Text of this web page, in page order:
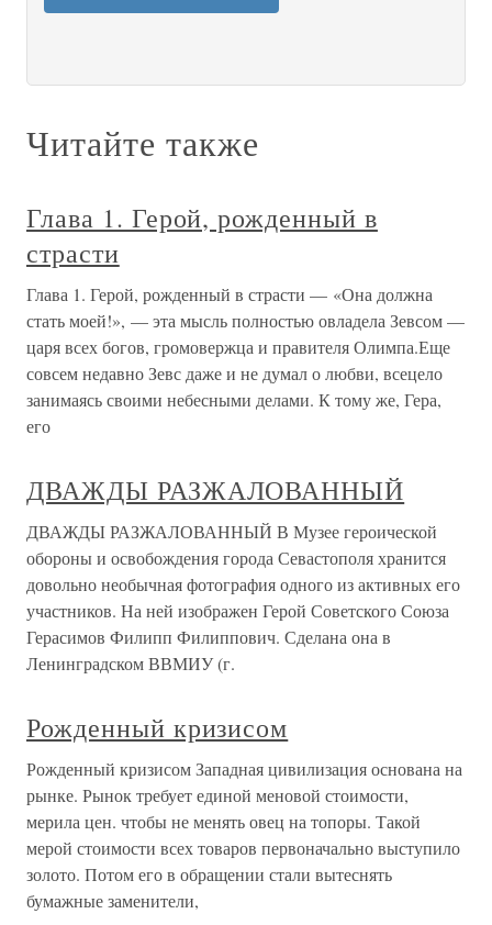
Читайте также
Глава 1. Герой, рожденный в
страсти
Глава 1. Герой, рожденный в страсти — «Она должна
стать моей!», — эта мысль полностью овладела Зевсом —
царя всех богов, громовержца и правителя Олимпа.Еще
совсем недавно Зевс даже и не думал о любви, всецело
занимаясь своими небесными делами. К тому же, Гера,
его
ДВАЖДЫ РАЗЖАЛОВАННЫЙ
ДВАЖДЫ РАЗЖАЛОВАННЫЙ В Музее героической
обороны и освобождения города Севастополя хранится
довольно необычная фотография одного из активных его
участников. На ней изображен Герой Советского Союза
Герасимов Филипп Филиппович. Сделана она в
Ленинградском ВВМИУ (г.
Рожденный кризисом
Рожденный кризисом Западная цивилизация основана на
рынке. Рынок требует единой меновой стоимости,
мерила цен. чтобы не менять овец на топоры. Такой
мерой стоимости всех товаров первоначально выступило
золото. Потом его в обращении стали вытеснять
бумажные заменители,